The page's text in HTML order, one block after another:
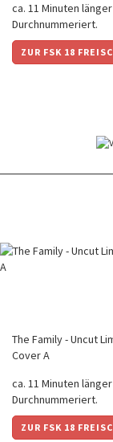
ca. 11 Minuten
Durchnummeriert.
ZUR FSK 18
The Family - Uncut
Cover A
ca. 11 Minuten
Durchnummeriert.
ZUR FSK 18